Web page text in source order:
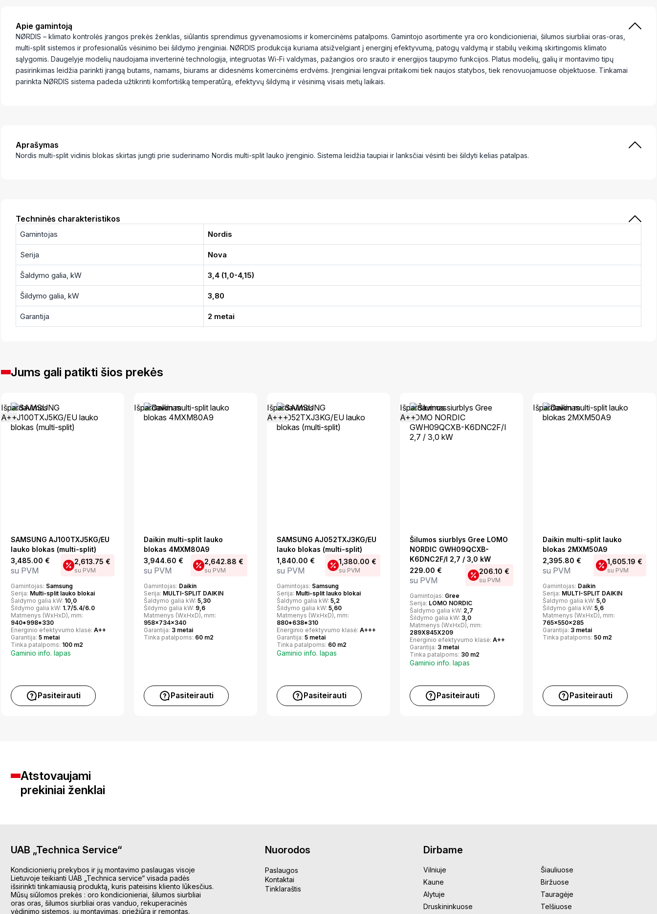
Apie gamintoją
NØRDIS – klimato kontrolės įrangos prekės ženklas, siūlantis sprendimus gyvenamosioms ir komercinėms patalpoms. Gamintojo asortimente yra oro kondicionieriai, šilumos siurbliai oras-oras,
multi-split sistemos ir profesionalūs vėsinimo bei šildymo įrenginiai. NØRDIS produkcija kuriama atsižvelgiant į energinį efektyvumą, patogų valdymą ir stabilų veikimą skirtingomis klimato
sąlygomis. Daugelyje modelių naudojama inverterinė technologija, integruotas Wi-Fi valdymas, pažangios oro srauto ir energijos taupymo funkcijos. Platus modelių, galių ir montavimo tipų
pasirinkimas leidžia parinkti įrangą butams, namams, biurams ar didesnėms komercinėms erdvėms. Įrenginiai lengvai pritaikomi tiek naujos statybos, tiek renovuojamuose objektuose. Tinkamai
parinkta NØRDIS sistema padeda užtikrinti komfortišką temperatūrą, efektyvų šildymą ir vėsinimą visais metų laikais.
Aprašymas
Nordis multi-split vidinis blokas skirtas jungti prie suderinamo Nordis multi-split lauko įrenginio. Sistema leidžia taupiai ir lanksčiai vėsinti bei šildyti kelias patalpas.
Techninės charakteristikos
Gamintojas Nordis
Serija Nova
Šaldymo galia, kW 3,4 (1,0-4,15)
Šildymo galia, kW 3,80
Garantija 2 metai
Jums gali patikti šios prekės
Išpardavimas
A++
SAMSUNG AJ100TXJ5KG/EU
lauko blokas (multi-split)
3,485.00 €
su PVM
2,613.75 €
su PVM
Gamintojas: Samsung
Serija: Multi-split lauko blokai
Šaldymo galia kW: 10,0
Šildymo galia kW: 1.7/5.4/6.0
Matmenys (WxHxD), mm:
940*998*330
Energinio efektyvumo klasė: A++
Garantija: 5 metai
Tinka patalpoms: 100 m2
Gaminio info. lapas
Pasiteirauti
Išpardavimas
Daikin multi-split lauko
blokas 4MXM80A9
3,944.60 €
su PVM
2,642.88 €
su PVM
Gamintojas: Daikin
Serija: MULTI-SPLIT DAIKIN
Šaldymo galia kW: 5,30
Šildymo galia kW: 9,6
Matmenys (WxHxD), mm:
958x734x340
Garantija: 3 metai
Tinka patalpoms: 60 m2
Pasiteirauti
Išpardavimas
A+++
SAMSUNG AJ052TXJ3KG/EU
lauko blokas (multi-split)
1,840.00 €
su PVM
1,380.00 €
su PVM
Gamintojas: Samsung
Serija: Multi-split lauko blokai
Šaldymo galia kW: 5,2
Šildymo galia kW: 5,60
Matmenys (WxHxD), mm:
880*638*310
Energinio efektyvumo klasė: A+++
Garantija: 5 metai
Tinka patalpoms: 60 m2
Gaminio info. lapas
Pasiteirauti
Išpardavimas
A++
Šilumos siurblys Gree LOMO
NORDIC GWH09QCXB-
K6DNC2F/I 2,7 / 3,0 kW
229.00 €
su PVM
206.10 €
su PVM
Gamintojas: Gree
Serija: LOMO NORDIC
Šaldymo galia kW: 2,7
Šildymo galia kW: 3,0
Matmenys (WxHxD), mm:
289X845X209
Energinio efektyvumo klasė: A++
Garantija: 3 metai
Tinka patalpoms: 30 m2
Gaminio info. lapas
Pasiteirauti
Išpardavimas
Daikin multi-split lauko
blokas 2MXM50A9
2,395.80 €
su PVM
1,605.19 €
su PVM
Gamintojas: Daikin
Serija: MULTI-SPLIT DAIKIN
Šaldymo galia kW: 5,0
Šildymo galia kW: 5,6
Matmenys (WxHxD), mm:
765x550x285
Garantija: 3 metai
Tinka patalpoms: 50 m2
Pasiteirauti
Atstovaujami
prekiniai ženklai
UAB „Technica Service“
Kondicionierių prekybos ir jų montavimo paslaugas visoje
Lietuvoje teikianti UAB „Technica service“ visada padės
išsirinkti tinkamiausią produktą, kuris pateisins kliento lūkesčius.
Mūsų siūlomos prekės : oro kondicionieriai, šilumos siurbliai
oras oras, šilumos siurbliai oras vanduo, rekuperacinės
vėdinimo sistemos, jų montavimas, priežiūra ir remontas.
Nuorodos
Paslaugos
Kontaktai
Tinklaraštis
Dirbame
Vilniuje
Šiauliuose
Kaune
Biržuose
Alytuje
Tauragėje
Druskininkuose
Telšiuose